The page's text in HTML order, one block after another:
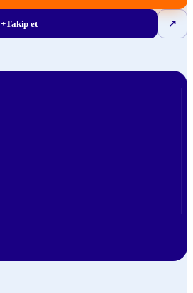
+Takip et ↗